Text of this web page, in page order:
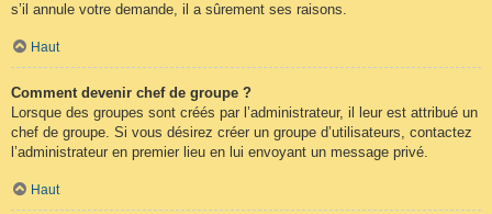
s’il annule votre demande, il a sûrement ses raisons.
Haut
Comment devenir chef de groupe ?
Lorsque des groupes sont créés par l’administrateur, il leur est attribué un
chef de groupe. Si vous désirez créer un groupe d’utilisateurs, contactez
l’administrateur en premier lieu en lui envoyant un message privé.
Haut